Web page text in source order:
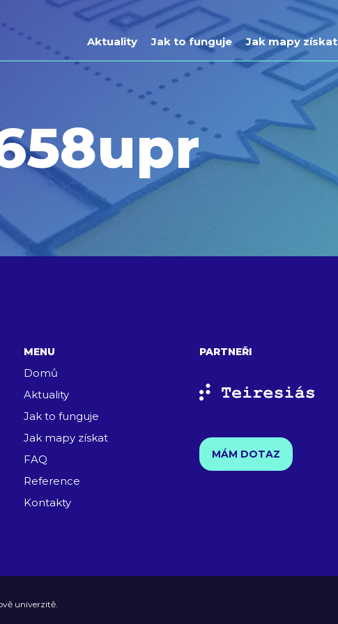
Aktuality Jak to funguje Jak mapy získat
MENU
Domů
Aktuality
Jak to funguje
Jak mapy získat
FAQ
Reference
Kontakty
PARTNEŘI
MÁM DOTAZ
univerzitě.